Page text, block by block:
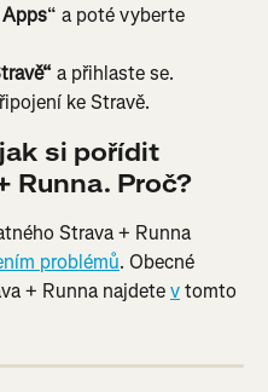
“ a poté vyberte
a přihlaste se.
ke Stravě.
si pořídit
Runna. Proč?
Strava + Runna
problémů. Obecné
+ Runna najdete v tomto